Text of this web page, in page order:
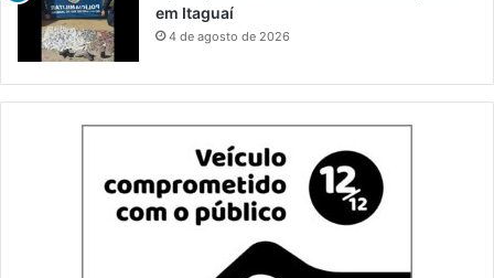
em Itaguaí
4 de agosto de 2026